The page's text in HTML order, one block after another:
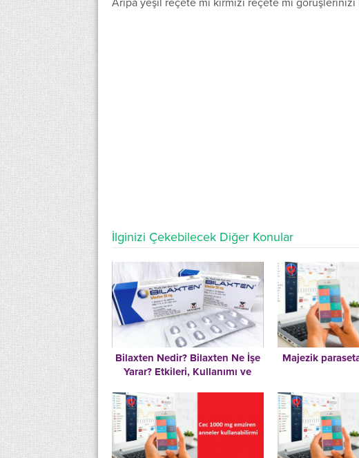
Aripa yeşil reçete mi kırmızı reçete mi
İlginizi Çekebilecek Diğer Konular
Bilaxten Nedir? Bilaxten Ne İşe
Yarar? Etkileri, Kullanımı ve
Majezik